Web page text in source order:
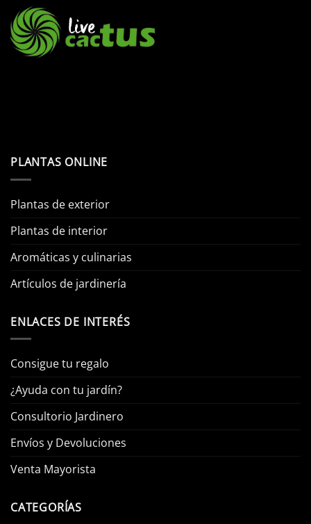
PLANTAS ONLINE
Plantas de exterior
Plantas de interior
Aromáticas y culinarias
Artículos de jardinería
ENLACES DE INTERÉS
Consigue tu regalo
¿Ayuda con tu jardín?
Consultorio Jardinero
Envíos y Devoluciones
Venta Mayorista
CATEGORÍAS